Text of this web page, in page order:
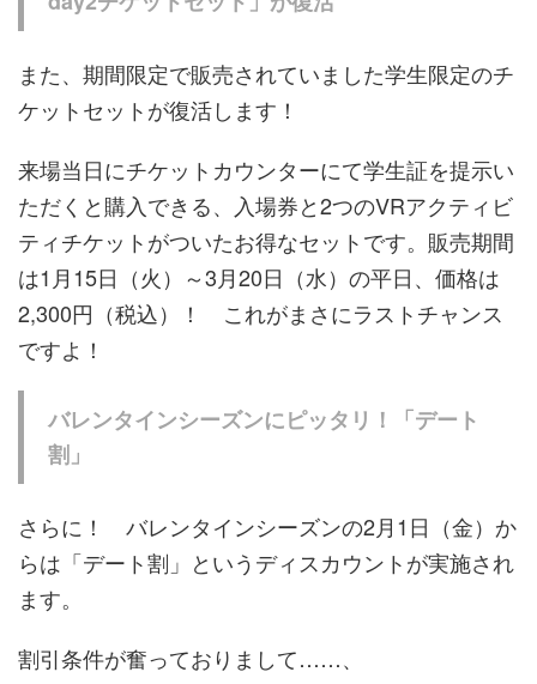
また、期間限定で販売されていました学生限定のチ
ケットセットが復活します！
来場当日にチケットカウンターにて学生証を提示い
ただくと購入できる、入場券と2つのVRアクティビ
ティチケットがついたお得なセットです。販売期間
は1月15日（火）～3月20日（水）の平日、価格は
2,300円（税込）！ これがまさにラストチャンス
ですよ！
バレンタインシーズンにピッタリ！
「デート
割」
さらに！ バレンタインシーズンの2月1日（金）か
らは「デート割」というディスカウントが実施され
ます。
割引条件が奮っておりまして……、